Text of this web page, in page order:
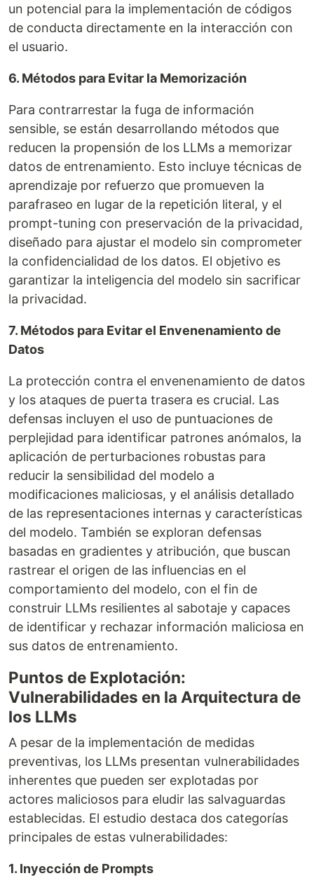
un potencial para la implementación de códigos
de conducta directamente en la interacción con
el usuario.
6. Métodos para Evitar la Memorización
Para contrarrestar la fuga de información
sensible, se están desarrollando métodos que
reducen la propensión de los LLMs a memorizar
datos de entrenamiento. Esto incluye técnicas de
aprendizaje por refuerzo que promueven la
parafraseo en lugar de la repetición literal, y el
prompt-tuning con preservación de la privacidad,
diseñado para ajustar el modelo sin comprometer
la confidencialidad de los datos. El objetivo es
garantizar la inteligencia del modelo sin sacrificar
la privacidad.
7. Métodos para Evitar el Envenenamiento de
Datos
La protección contra el envenenamiento de datos
y los ataques de puerta trasera es crucial. Las
defensas incluyen el uso de puntuaciones de
perplejidad para identificar patrones anómalos, la
aplicación de perturbaciones robustas para
reducir la sensibilidad del modelo a
modificaciones maliciosas, y el análisis detallado
de las representaciones internas y características
del modelo. También se exploran defensas
basadas en gradientes y atribución, que buscan
rastrear el origen de las influencias en el
comportamiento del modelo, con el fin de
construir LLMs resilientes al sabotaje y capaces
de identificar y rechazar información maliciosa en
sus datos de entrenamiento.
Puntos de Explotación:
Vulnerabilidades en la Arquitectura de
los LLMs
A pesar de la implementación de medidas
preventivas, los LLMs presentan vulnerabilidades
inherentes que pueden ser explotadas por
actores maliciosos para eludir las salvaguardas
establecidas. El estudio destaca dos categorías
principales de estas vulnerabilidades:
1. Inyección de Prompts